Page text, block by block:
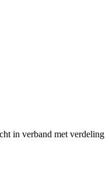
in verband met verdeling